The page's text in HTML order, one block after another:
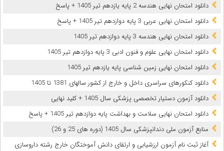
دانلود امتحان نهایی هندسه 2 پایه یازدهم تیر 1405 + پاسخ
دانلود امتحان نهایی عربی 3 پایه دوازدهم تیر 1405 + پاسخ
دانلود امتحان نهایی هندسه 3 پایه دوازدهم تیر 1405
دانلود امتحان نهایی علوم و فنون ادبی 3 پایه دوازدهم تیر 1405
دانلود امتحان نهایی زمین شناسی پایه یازدهم تیر 1405
دانلود کنکورهای سراسری داخل و خارج از کشور سالهای 1381 تا 1405
دانلود آزمون دستیار تخصصی پزشکی سال 1405 + کلید نهایی
دانلود امتحان نهایی سلامت و بهداشت پایه دوازدهم تیر 1405 + پاسخ
ﻣﻨﺎﺑﻊ آزﻣﻮن ﻣﻠﯽ دندانپزشکی سال 1405 (دوره های 25 و 26)
آغاز ثبت نام آزمون‌ ارزشیابی و ارتقای دانش آموختگان خارج رشته داروسازی